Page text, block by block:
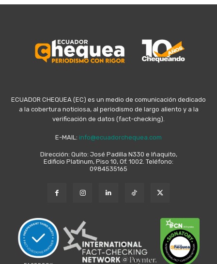
ECUADOR CHEQUEA (EC) es un medio de comunicación dedicado
a la cobertura noticiosa, al periodismo de largo aliento y a la
verificación de datos (fact-checking).
E-MAIL: info@ecuadorchequea.com
Dirección: Quito: José Padilla N330 e Iñaquito,
Edificio Platinum, Piso 10, Of. 1002. Teléfono:
0984535165